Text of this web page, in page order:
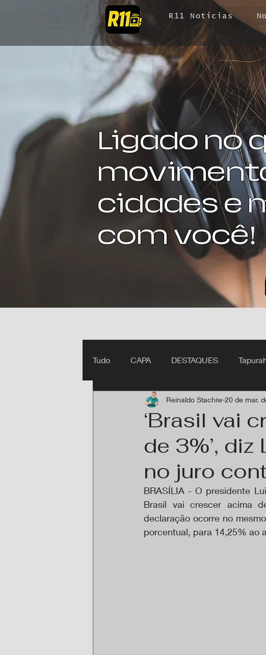
R11 Noticias
Ligado no
cidades e
com você!
Tudo CAPA DESTAQUES
Ipiranga do Norte MT Itanhangá MT
‘Brasil vai
de 3%’,
no juro
Reinaldo Stachiw 20 de mar.
BRASÍLIA - O presidente
Brasil vai crescer acima
declaração ocorre no
porcentual, para 14,25% ao